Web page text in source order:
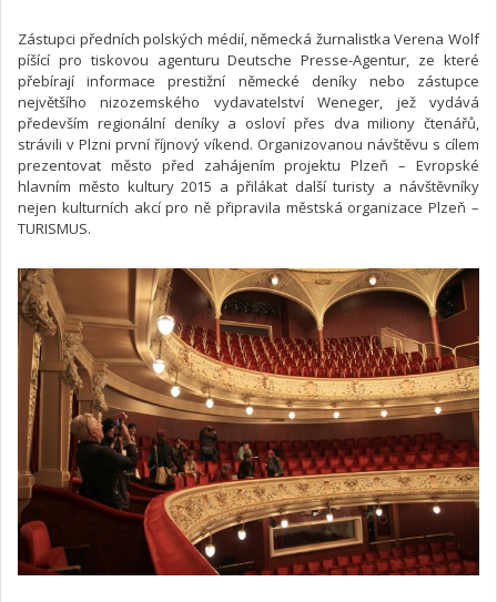
Zástupci předních polských médií, německá žurnalistka Verena Wolf
píšící pro tiskovou agenturu Deutsche Presse-Agentur, ze které
přebírají informace prestižní německé deníky nebo zástupce
největšího nizozemského vydavatelství Weneger, jež vydává
především regionální deníky a osloví přes dva miliony čtenářů,
strávili v Plzni první říjnový víkend. Organizovanou návštěvu s cílem
prezentovat město před zahájením projektu Plzeň – Evropské
hlavním město kultury 2015 a přilákat další turisty a návštěvníky
nejen kulturních akcí pro ně připravila městská organizace Plzeň –
TURISMUS.